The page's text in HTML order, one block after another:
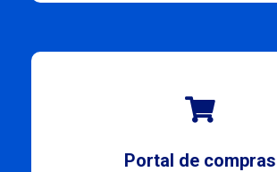
Portal de compras